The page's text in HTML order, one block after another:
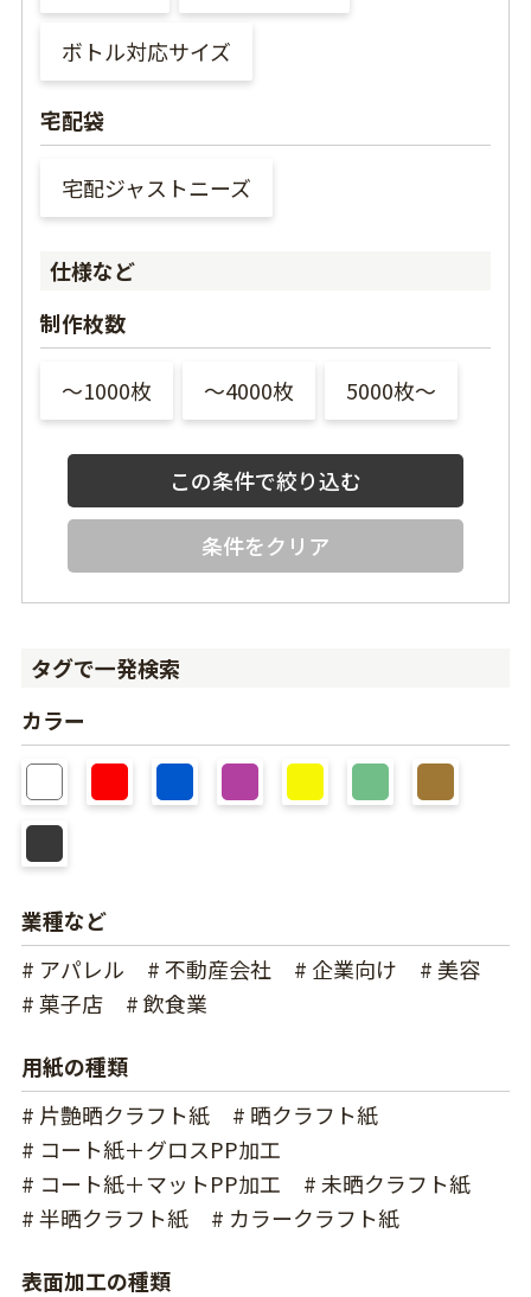
ボトル対応サイズ
宅配袋
宅配ジャストニーズ
仕様など
制作枚数
〜1000枚 〜4000枚 5000枚〜
条件をクリア
タグで一発検索
カラー
業種など
# アパレル
# 不動産会社 # 企業向け
# 美容
# 菓子店
# 飲食業
用紙の種類
# 片艶晒クラフト紙
# 晒クラフト紙
# コート紙＋グロスPP加工
# コート紙＋マットPP加工
# 未晒クラフト紙
# 半晒クラフト紙
# カラークラフト紙
表面加工の種類